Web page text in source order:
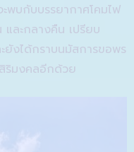
ะพบกับบรรยากาศโคมไฟ
ละกลางคืน เปรียบ
ยังได้กราบนมัสการขอพร
ริมงคลอีกด้วย